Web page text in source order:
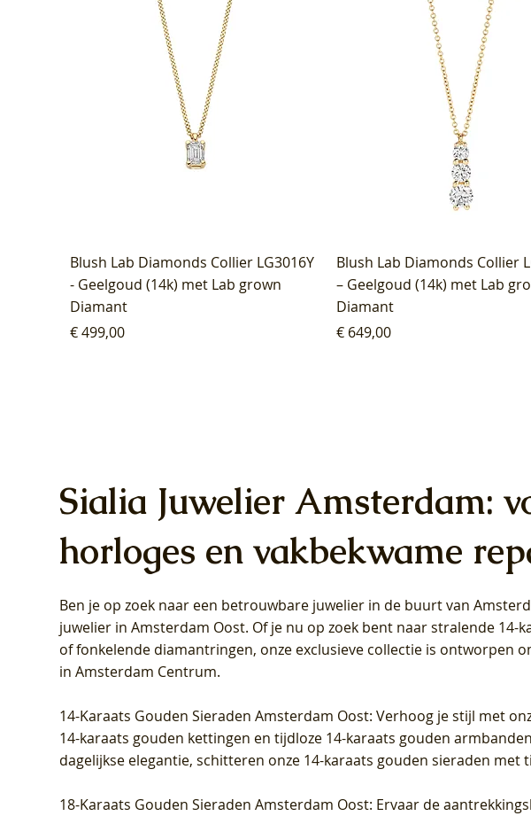
Blush Lab Diamonds Collier LG3016Y
- Geelgoud (14k) met Lab grown
Diamant
Prijs
€ 499,00
Blush Lab Diamonds Collier
– Geelgoud (14k) met Lab
Diamant
Prijs
€ 649,00
Blush Lab Diamonds Oorhangers
LG9006Y/S - Geelgoud (14k) met Lab
grown Diamant
Blush Lab Diamonds
LG9007Y/S - Geelgoud (14k)
grown Diamant
Blush Lab Diamonds Collier LG3019Y
– Geelgoud (14k) met Lab grown
Diamant
Blush Lab Diamonds Ring
Geelgoud (14k) met Lab
Diamant
Blush Lab Diamonds Ring LG1031Y -
Geelgoud (14k) met Lab grown
Diamant
Blush Lab Diamonds Ring
Geelgoud (14k) met Lab
Diamant
Sialia Juwelier Amsterdam:
horloges en vakbekwame
Ben je op zoek naar een betrouwbare juwelier in de buurt van
juwelier in Amsterdam Oost. Of je nu op zoek bent naar stralende 14-
of fonkelende diamantringen, onze exclusieve collectie is ontworpen
in Amsterdam Centrum.
14-Karaats Gouden Sieraden Amsterdam Oost: Verhoog je stijl met
14-karaats gouden kettingen en tijdloze 14-karaats gouden
dagelijkse elegantie, schitteren onze 14-karaats gouden sieraden met
18-Karaats Gouden Sieraden Amsterdam Oost: Ervaar de